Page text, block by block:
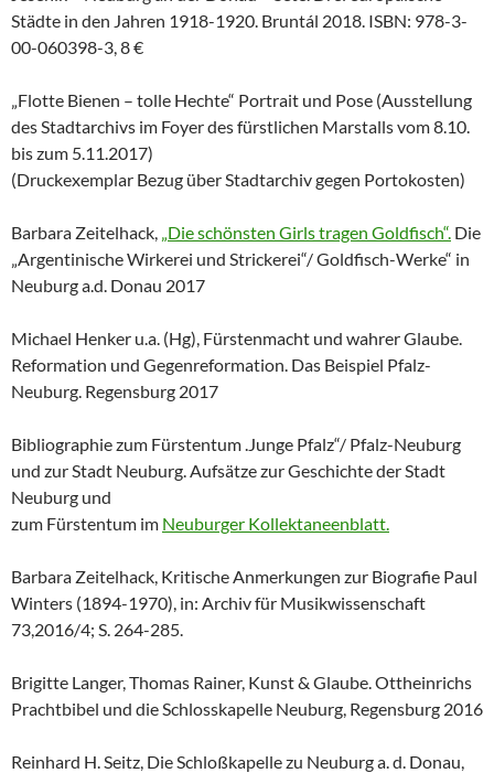
Städte in den Jahren 1918-1920. Bruntál 2018. ISBN: 978-3-
00-060398-3, 8 €
„Flotte Bienen – tolle Hechte“ Portrait und Pose (Ausstellung
des Stadtarchivs im Foyer des fürstlichen Marstalls vom 8.10.
bis zum 5.11.2017)
(Druckexemplar Bezug über Stadtarchiv gegen Portokosten)
Barbara Zeitelhack, „Die schönsten Girls tragen Goldfisch“. Die
„Argentinische Wirkerei und Strickerei“/ Goldfisch-Werke“ in
Neuburg a.d. Donau 2017
Michael Henker u.a. (Hg), Fürstenmacht und wahrer Glaube.
Reformation und Gegenreformation. Das Beispiel Pfalz-
Neuburg. Regensburg 2017
Bibliographie zum Fürstentum .Junge Pfalz“/ Pfalz-Neuburg
und zur Stadt Neuburg. Aufsätze zur Geschichte der Stadt
Neuburg und
zum Fürstentum im Neuburger Kollektaneenblatt.
Barbara Zeitelhack, Kritische Anmerkungen zur Biografie Paul
Winters (1894-1970), in: Archiv für Musikwissenschaft
73,2016/4; S. 264-285.
Brigitte Langer, Thomas Rainer, Kunst & Glaube. Ottheinrichs
Prachtbibel und die Schlosskapelle Neuburg, Regensburg 2016
Reinhard H. Seitz, Die Schloßkapelle zu Neuburg a. d. Donau,